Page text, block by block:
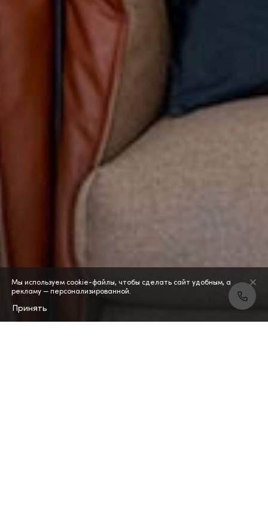
Мы используем cookie-файлы, чтобы сделать сайт удобным, а
рекламу — персонализированной.
Принять